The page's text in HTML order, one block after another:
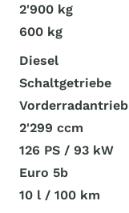
2'900 kg
600 kg
Diesel
Schaltgetriebe
Vorderradantrieb
2'299 ccm
126 PS / 93 kW
Euro 5b
10 l / 100 km